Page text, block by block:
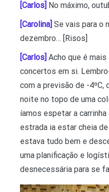
[Carlos] No máximo,
[Carolina] Se vais para o
dezembro… [Risos]
[Carlos] Acho que é
concertos em si.
com a previsão de -4ºC,
noite no topo de uma
íamos espetar a carrinha
estrada ia estar cheia
estava tudo bem e
uma planificação e
desnecessária para se